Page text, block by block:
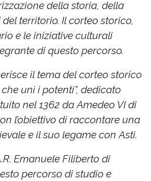
della storia, della
territorio. Il corteo storico,
e le iniziative culturali
di questo percorso.
il tema del corteo storico
che unì i potenti”, dedicato
nel 1362 da Amedeo VI di
l’obiettivo di raccontare una
e il suo legame con Asti.
Emanuele Filiberto di
percorso di studio e